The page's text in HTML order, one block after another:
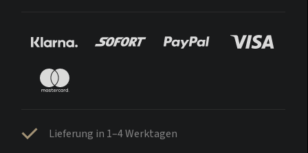
Lieferung in 1–4 Werktagen